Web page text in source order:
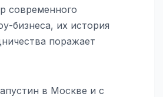
современного
бизнеса, их история
поражает
в Москве и с